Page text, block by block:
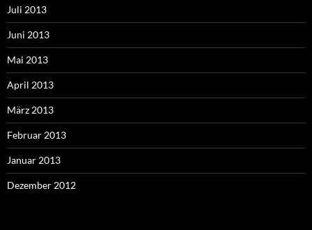
Juli 2013
Juni 2013
Mai 2013
April 2013
März 2013
Februar 2013
Januar 2013
Dezember 2012